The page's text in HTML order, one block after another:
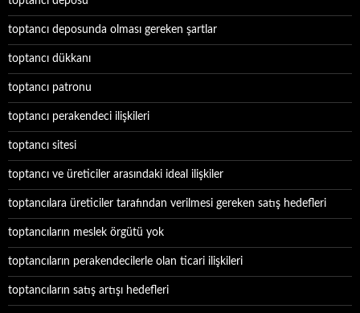
toptancı deposunda olması gereken şartlar
toptancı dükkanı
toptancı patronu
toptancı perakendeci ilişkileri
toptancı sitesi
toptancı ve üreticiler arasındaki ideal ilişkiler
toptancılara üreticiler tarafından verilmesi gereken satış hedefleri
toptancıların meslek örgütü yok
toptancıların perakendecilerle olan ticari ilişkileri
toptancıların satış artışı hedefleri